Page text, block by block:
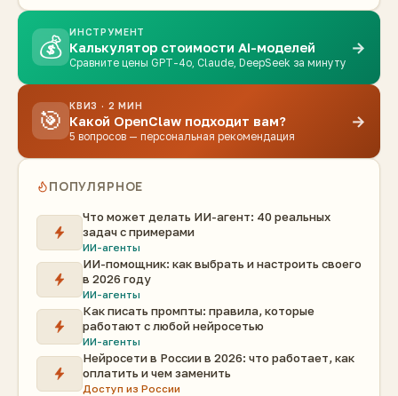
💰
ИНСТРУМЕНТ
Калькулятор стоимости AI-моделей
Сравните цены GPT-4o, Claude, DeepSeek за минуту
→
🎯
КВИЗ · 2 МИН
Какой OpenClaw подходит вам?
5 вопросов — персональная рекомендация
→
ПОПУЛЯРНОЕ
Что может делать ИИ-агент: 40 реальных
задач с примерами
ИИ-агенты
ИИ-помощник: как выбрать и настроить своего
в 2026 году
ИИ-агенты
Как писать промпты: правила, которые
работают с любой нейросетью
ИИ-агенты
Нейросети в России в 2026: что работает, как
оплатить и чем заменить
Доступ из России